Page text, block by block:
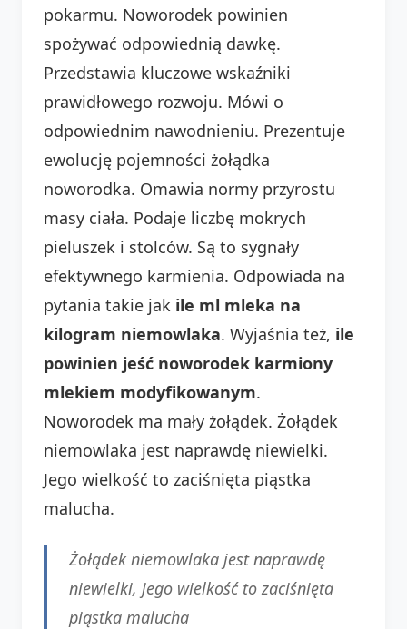
pokarmu. Noworodek powinien
spożywać odpowiednią dawkę.
Przedstawia kluczowe wskaźniki
prawidłowego rozwoju. Mówi o
odpowiednim nawodnieniu. Prezentuje
ewolucję pojemności żołądka
noworodka. Omawia normy przyrostu
masy ciała. Podaje liczbę mokrych
pieluszek i stolców. Są to sygnały
efektywnego karmienia. Odpowiada na
pytania takie jak ile ml mleka na
kilogram niemowlaka. Wyjaśnia też, ile
powinien jeść noworodek karmiony
mlekiem modyfikowanym.
Noworodek ma mały żołądek. Żołądek
niemowlaka jest naprawdę niewielki.
Jego wielkość to zaciśnięta piąstka
malucha.
Żołądek niemowlaka jest naprawdę
niewielki, jego wielkość to zaciśnięta
piąstka malucha